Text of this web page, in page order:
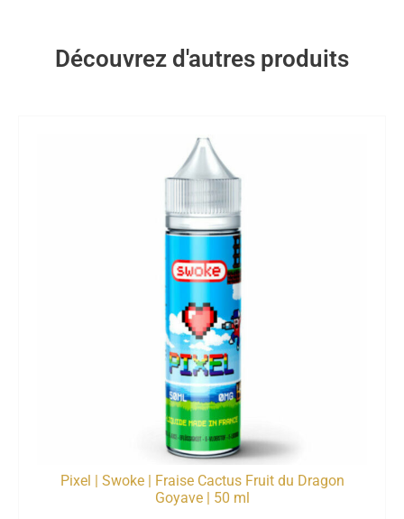
Découvrez d'autres produits
Pixel | Swoke | Fraise Cactus Fruit du Dragon
Goyave | 50 ml